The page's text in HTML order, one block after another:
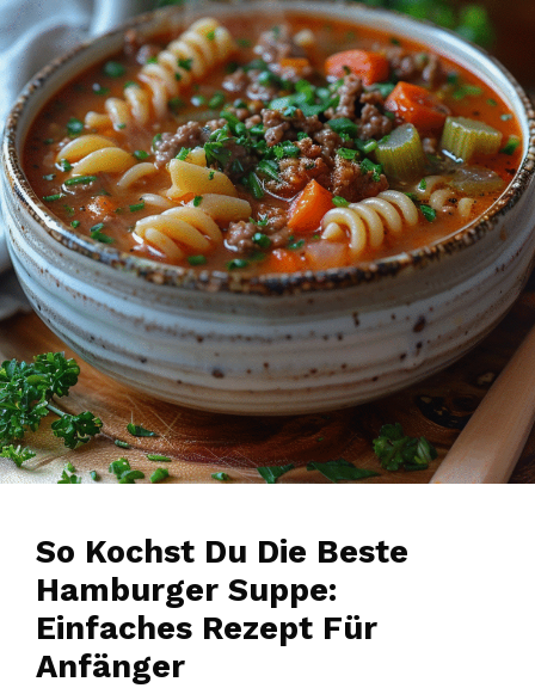
So Kochst Du Die Beste
Hamburger Suppe:
Einfaches Rezept Für
Anfänger